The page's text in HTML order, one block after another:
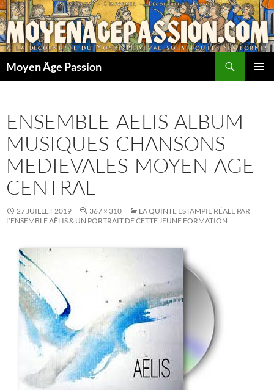
Aller
au
contenu
Moyen Âge Passion
ENSEMBLE-AELIS-ALBUM-
MUSIQUES-CHANSONS-
MEDIEVALES-MOYEN-AGE-
CENTRAL
27 JUILLET 2019 367 × 310
LA QUINTE ESTAMPIE RÉALE PAR
L’ENSEMBLE AËLIS & UN PORTRAIT DE CETTE JEUNE FORMATION